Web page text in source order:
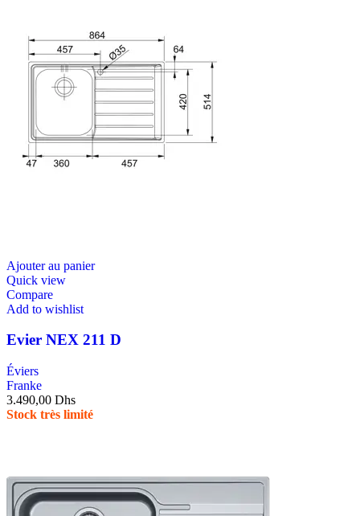
Ajouter au panier
Quick view
Compare
Add to wishlist
Evier NEX 211 D
Éviers
Franke
3.490,00 Dhs
Stock très limité